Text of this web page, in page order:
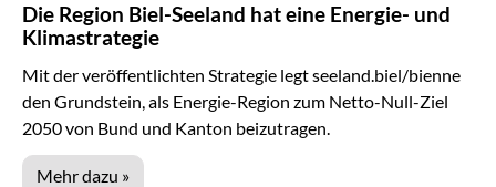
Die Region Biel-Seeland hat eine Energie- und
Klimastrategie
Mit der veröffentlichten Strategie legt seeland.biel/bienne
den Grundstein, als Energie-Region zum Netto-Null-Ziel
2050 von Bund und Kanton beizutragen.
Mehr dazu »